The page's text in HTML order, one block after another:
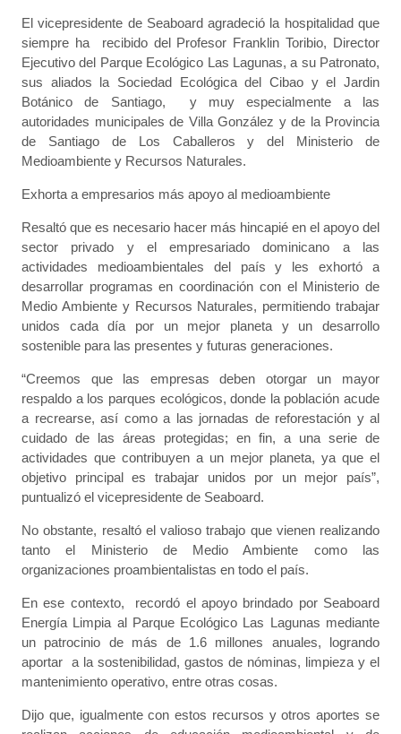
El vicepresidente de Seaboard agradeció la hospitalidad que
siempre ha recibido del Profesor Franklin Toribio, Director
Ejecutivo del Parque Ecológico Las Lagunas, a su Patronato,
sus aliados la Sociedad Ecológica del Cibao y el Jardin
Botánico de Santiago, y muy especialmente a las
autoridades municipales de Villa González y de la Provincia
de Santiago de Los Caballeros y del Ministerio de
Medioambiente y Recursos Naturales.
Exhorta a empresarios más apoyo al medioambiente
Resaltó que es necesario hacer más hincapié en el apoyo del
sector privado y el empresariado dominicano a las
actividades medioambientales del país y les exhortó a
desarrollar programas en coordinación con el Ministerio de
Medio Ambiente y Recursos Naturales, permitiendo trabajar
unidos cada día por un mejor planeta y un desarrollo
sostenible para las presentes y futuras generaciones.
“Creemos que las empresas deben otorgar un mayor
respaldo a los parques ecológicos, donde la población acude
a recrearse, así como a las jornadas de reforestación y al
cuidado de las áreas protegidas; en fin, a una serie de
actividades que contribuyen a un mejor planeta, ya que el
objetivo principal es trabajar unidos por un mejor país”,
puntualizó el vicepresidente de Seaboard.
No obstante, resaltó el valioso trabajo que vienen realizando
tanto el Ministerio de Medio Ambiente como las
organizaciones proambientalistas en todo el país.
En ese contexto, recordó el apoyo brindado por Seaboard
Energía Limpia al Parque Ecológico Las Lagunas mediante
un patrocinio de más de 1.6 millones anuales, logrando
aportar a la sostenibilidad, gastos de nóminas, limpieza y el
mantenimiento operativo, entre otras cosas.
Dijo que, igualmente con estos recursos y otros aportes se